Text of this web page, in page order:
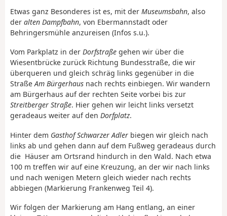
Etwas ganz Besonderes ist es, mit der Museumsbahn, also
der alten Dampfbahn, von Ebermannstadt oder
Behringersmühle anzureisen (Infos s.u.).
Vom Parkplatz in der Dorfstraße gehen wir über die
Wiesentbrücke zurück Richtung Bundesstraße, die wir
überqueren und gleich schräg links gegenüber in die
StraßeAm Bürgerhaus nach rechts einbiegen. Wir wandern
am Bürgerhaus auf der rechten Seite vorbei bis zur
Streitberger Straße. Hier gehen wir leicht links versetzt
geradeaus weiter auf den Dorfplatz.
Hinter dem Gasthof Schwarzer Adler biegen wir gleich nach
links ab und gehen dann auf dem Fußweg geradeaus durch
die Häuser am Ortsrand hindurch in den Wald. Nach etwa
100 m treffen wir auf eine Kreuzung, an der wir nach links
und nach wenigen Metern gleich wieder nach rechts
abbiegen (Markierung Frankenweg Teil 4).
Wir folgen der Markierung am Hang entlang, an einer